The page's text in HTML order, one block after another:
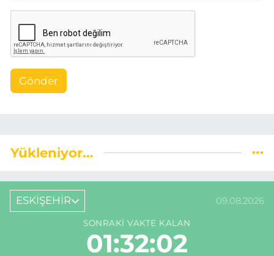
Gönder
Yükleniyor...
ESKİŞEHİR 09.08.2026
SONRAKI VAKTE KALAN
01:32:02